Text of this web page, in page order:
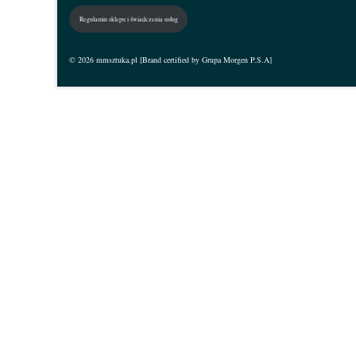
Regulamin sklepu i świadczenia usług
© 2026 mmsztuka.pl [Brand certified by Grupa Morgen P.S.A]